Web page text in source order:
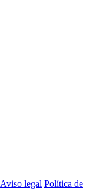
Aviso legal Política de